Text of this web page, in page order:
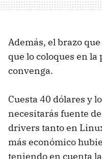
Además, el brazo
que lo coloques en
convenga.
Cuesta 40 dólares y
necesitarás fuente
drivers tanto en
más económico
teniendo en cuenta